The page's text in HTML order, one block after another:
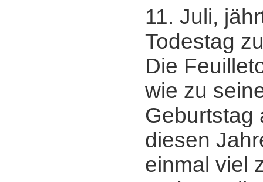
11. Juli,
Todestag
Die
wie zu
Geburtstag
diesen
einmal viel